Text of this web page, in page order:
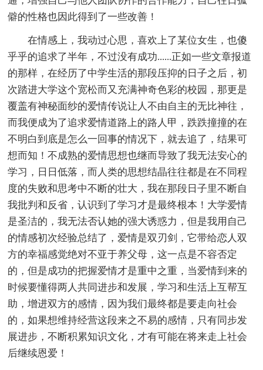
僻的性格也因此得到了一些改善！
在情感上，我动过心思，喜欢上了某位女生，也傻
乎乎的追求了半年，不过没有成功......正如一些文章报道
的那样，在经历了中学生活的那段压抑的日子之后，初
次踏进大学这个宽松而又充满神奇色彩的校园，那更是
覆盖有神秘面纱的爱情传说让人不由自主的无比神往，
而我便成为了追求爱情道路上的路人甲，跌跌撞撞的在
不明白到底是怎么一回事的情况下，就去追了，结果可
想而知！不成熟的爱情思想也继而导致了我无法安心的
学习，日日低落，而人类的思想结晶往往都是在不同程
度的失败和思考中不断的壮大，我在那段日子里不断自
我批判和反省，认识到了学习才是最终根本！大学爱情
是圣洁的，我无法否认她的强大诱惑力，但是我用自己
的情感初次经验总结了，爱情是双刃剑，它带给恋人双
方的幸福感觉绝对不亚于养父母，这一点是不容否定
的，但是成功的把握爱情才是重中之重，当爱情到来的
时候要懂得两人共同进步和发展，学习和生活上互帮互
助，增进双方的感情，因为我们最终都是要走向社会
的，如果想维持经营这段来之不易的感情，只有同步发
展进步，不断积累知识文化，才有可能在将来走上社会
后继续恩爱！